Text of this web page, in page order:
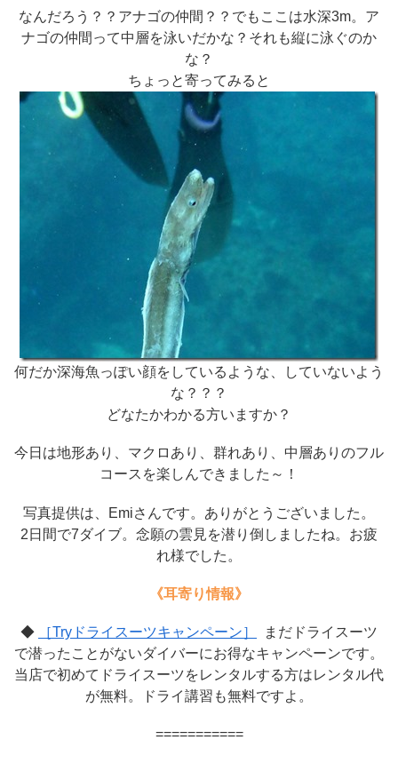
なんだろう？？アナゴの仲間？？でもここは水深3m。ア
ナゴの仲間って中層を泳いだかな？それも縦に泳ぐのか
な？
ちょっと寄ってみると
何だか深海魚っぽい顔をしているような、していないよう
な？？？
どなたかわかる方いますか？
今日は地形あり、マクロあり、群れあり、中層ありのフル
コースを楽しんできました～！
写真提供は、Emiさんです。ありがとうございました。
2日間で7ダイブ。念願の雲見を潜り倒しましたね。お疲
れ様でした。
《耳寄り情報》
◆ ［Tryドライスーツキャンペーン］
まだドライスーツ
で潜ったことがないダイバーにお得なキャンペーンです。
当店で初めてドライスーツをレンタルする方はレンタル代
が無料。ドライ講習も無料ですよ。
===========